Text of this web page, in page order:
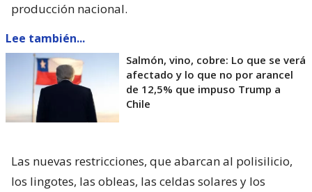
producción nacional.
Lee también...
Salmón, vino, cobre: Lo que se verá
afectado y lo que no por arancel
de 12,5% que impuso Trump a
Chile
Las nuevas restricciones, que abarcan al polisilicio,
los lingotes, las obleas, las celdas solares y los